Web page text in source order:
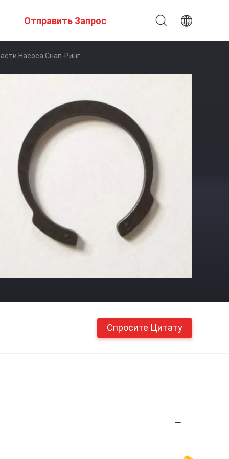
Отправить Запрос
Насоса Снап-Ринг
Спросите Цитату